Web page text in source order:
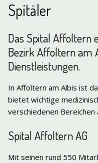
Spitäler
Das Spital Affoltern
Bezirk Affoltern am
Dienstleistungen.
In Affoltern am Albis ist
bietet wichtige
verschiedenen Bereichen
Spital Affoltern AG
Mit seinen rund 550